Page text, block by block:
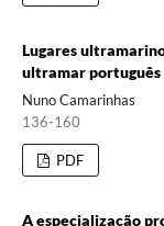
Lugares
ultramar português
Nuno Camarinhas
136-160
PDF
A especialização